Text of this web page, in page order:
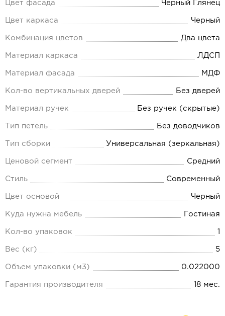
Цвет фасада Черный Глянец
Цвет каркаса Черный
Комбинация цветов Два цвета
Материал каркаса ЛДСП
Материал фасада МДФ
Кол-во вертикальных дверей Без дверей
Материал ручек Без ручек (скрытые)
Тип петель Без доводчиков
Тип сборки Универсальная (зеркальная)
Ценовой сегмент Средний
Стиль Современный
Цвет основой Черный
Куда нужна мебель Гостиная
Кол-во упаковок 1
Вес (кг) 5
Объем упаковки (м3) 0.022000
Гарантия производителя 18 мес.